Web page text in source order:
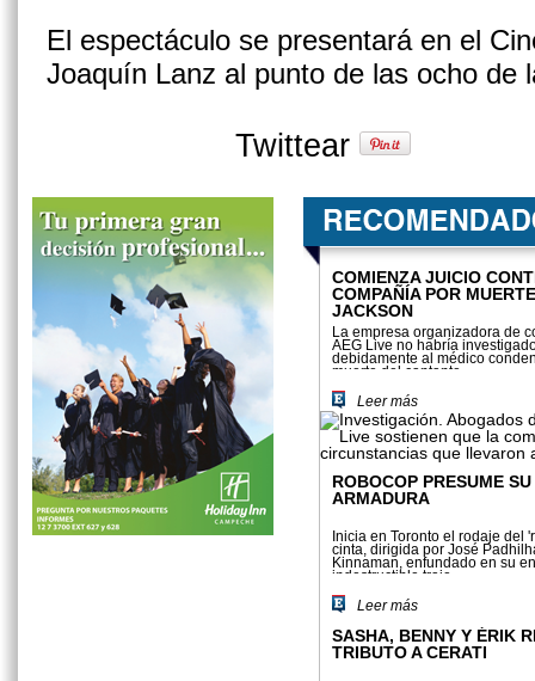
El espectáculo se presentará en el
Joaquín Lanz al punto de las ocho de
Twittear
COMIENZA JUICIO
COMPAÑÍA POR
JACKSON
La empresa organizadora de
AEG Live no habría
debidamente al médico
muerte del cantante
Leer más
ROBOCOP PRESUME SU
ARMADURA
Inicia en Toronto el rodaje del
cinta, dirigida por José
Kinnaman, enfundado en su
indestructible traje.
Leer más
SASHA, BENNY Y ÉRIK
TRIBUTO A CERATI